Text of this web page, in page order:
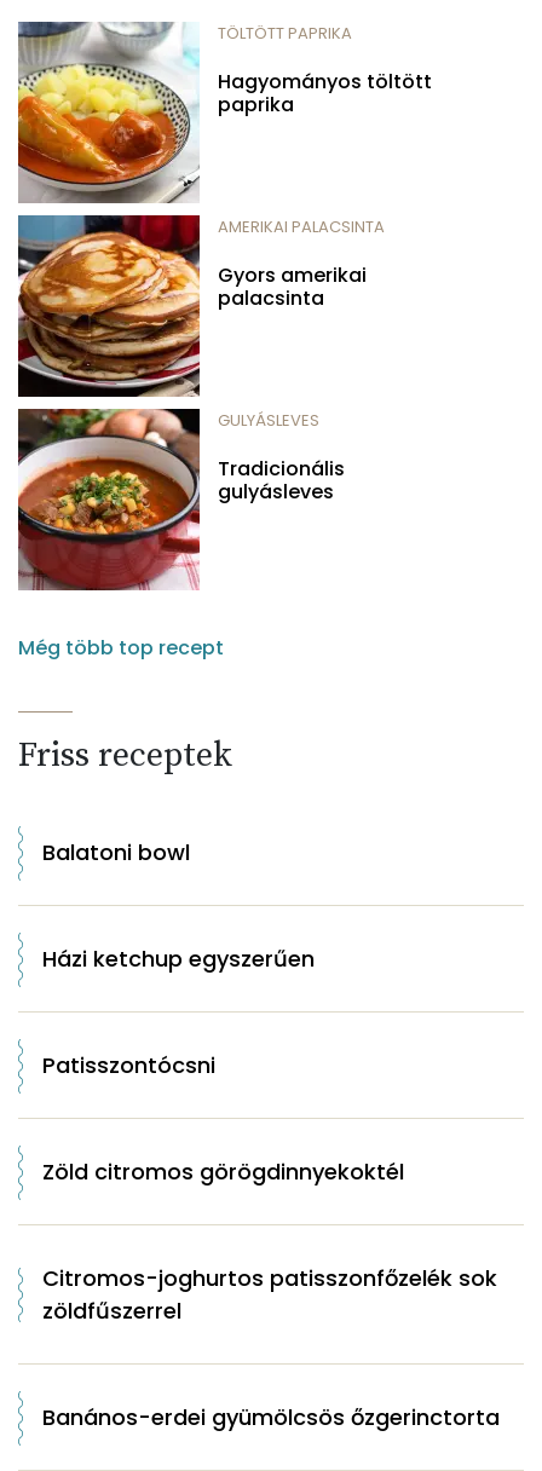
TÖLTÖTT PAPRIKA
Hagyományos töltött
paprika
AMERIKAI PALACSINTA
Gyors amerikai
palacsinta
GULYÁSLEVES
Tradicionális
gulyásleves
Még több top recept
Friss receptek
Balatoni bowl
Házi ketchup egyszerűen
Patisszontócsni
Zöld citromos görögdinnyekoktél
Citromos-joghurtos patisszonfőzelék sok
zöldfűszerrel
Banános-erdei gyümölcsös őzgerinctorta